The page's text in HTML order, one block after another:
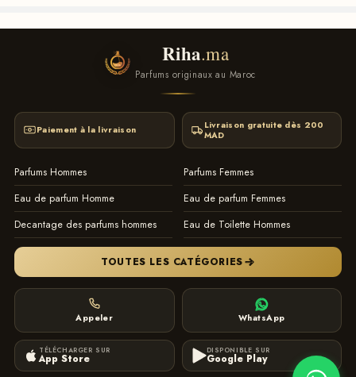
Riha.ma
Parfums originaux au Maroc
Paiement à la livraison
Livraison gratuite dès 200
MAD
Parfums Hommes
Parfums Femmes
Eau de parfum Homme
Eau de parfum Femmes
Decantage des parfums hommes
Eau de Toilette Hommes
TOUTES LES CATÉGORIES
Appeler WhatsApp
TÉLÉCHARGER SUR
App Store
DISPONIBLE SUR
Google Play